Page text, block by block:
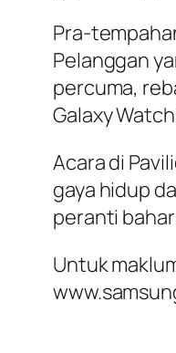
Pra-
Pelanggan
percuma,
Galaxy
Acara di
gaya hidup
peranti
Untuk